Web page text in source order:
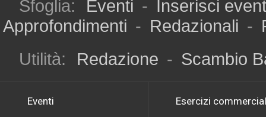
Sfoglia: Eventi - Inserisci
Approfondimenti - Redazionali -
Utilità:
Redazione - Scambio
Eventi Esercizi